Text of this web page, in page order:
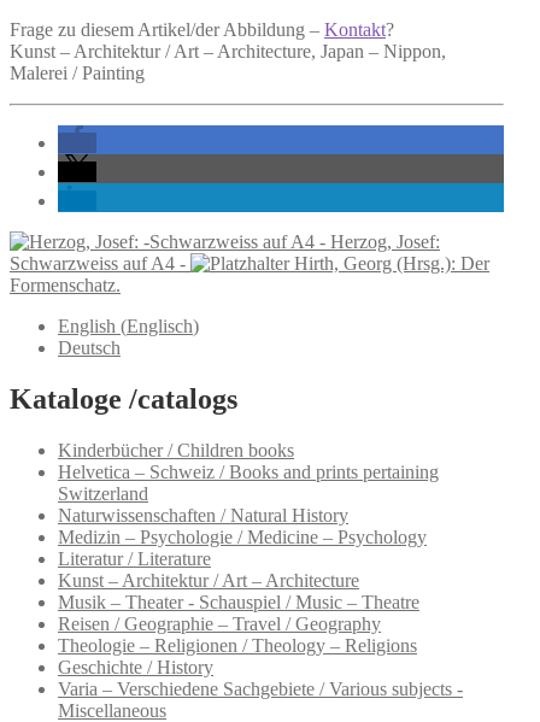
Frage zu diesem Artikel/der Abbildung – Kontakt?
Kunst – Architektur / Art – Architecture, Japan – Nippon,
Malerei / Painting
Herzog, Josef:
Schwarzweiss auf A4 -
Hirth, Georg (Hrsg.): Der
Formenschatz.
English (Englisch)
Deutsch
Kataloge /catalogs
Kinderbücher / Children books
Helvetica – Schweiz / Books and prints pertaining
Switzerland
Naturwissenschaften / Natural History
Medizin – Psychologie / Medicine – Psychology
Literatur / Literature
Kunst – Architektur / Art – Architecture
Musik – Theater - Schauspiel / Music – Theatre
Reisen / Geographie – Travel / Geography
Theologie – Religionen / Theology – Religions
Geschichte / History
Varia – Verschiedene Sachgebiete / Various subjects -
Miscellaneous